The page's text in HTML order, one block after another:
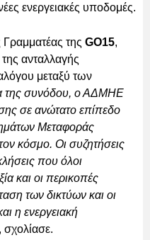
ενεργειακές υποδομές.
της GO15,
ανταλλαγής
μεταξύ των
της συνόδου, ο ΑΔΜΗΕ
σε ανώτατο επίπεδο
Μεταφοράς
κόσμο. Οι συζητήσεις
που όλοι
και οι περικοπές
των δικτύων και οι
η ενεργειακή
σχολίασε.